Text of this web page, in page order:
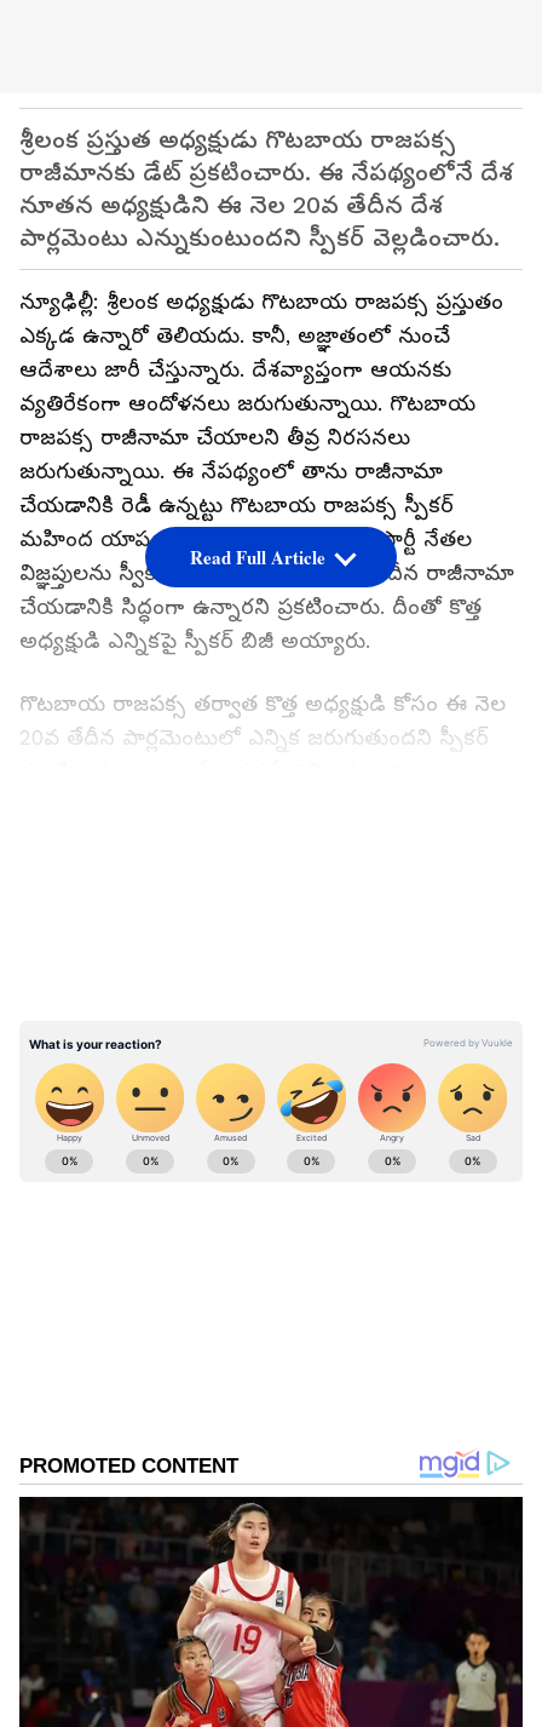
శ్రీలంక ప్రస్తుత అధ్యక్షుడు గొటబాయ రాజపక్స
రాజీమానకు డేట్ ప్రకటించారు. ఈ నేపథ్యంలోనే దేశ
నూతన అధ్యక్షుడిని ఈ నెల 20వ తేదీన దేశ
పార్లమెంటు ఎన్నుకుంటుందని స్పీకర్ వెల్లడించారు.
న్యూఢిల్లీ: శ్రీలంక అధ్యక్షుడు గొటబాయ రాజపక్స ప్రస్తుతం
ఎక్కడ ఉన్నారో తెలియదు. కానీ, అజ్ఞాతంలో నుంచే
ఆదేశాలు జారీ చేస్తున్నారు. దేశవ్యాప్తంగా ఆయనకు
వ్యతిరేకంగా ఆందోళనలు జరుగుతున్నాయి. గొటబాయ
రాజపక్స రాజీనామా చేయాలని తీవ్ర నిరసనలు
జరుగుతున్నాయి. ఈ నేపథ్యంలో తాను రాజీనామా
చేయడానికి రెడీ ఉన్నట్టు గొటబాయ రాజపక్స స్పీకర్
మహింద యాప అబేయవర్దనేకు తెలిపారు. పార్టీ నేతల
విజ్ఞప్తులను స్వీకరించి తాను ఈ నెల 13వ తేదీన రాజీనామా
చేయడానికి సిద్ధంగా ఉన్నారని ప్రకటించారు. దీంతో కొత్త
అధ్యక్షుడి ఎన్నికపై స్పీకర్ బిజీ అయ్యారు.
గొటబాయ రాజపక్స తర్వాత కొత్త అధ్యక్షుడి కోసం ఈ నెల
20వ తేదీన పార్లమెంటులో ఎన్నిక జరుగుతుందని స్పీకర్
రాజీనామాకు రెడీ అన్నారు. అయితే, కొత్త ప్రభుత్వం ఏర్పడే
వరకు పీఎంగానే కొనసాగుతానని పేర్కొన్నారు.
Read Full Article
ABOUT THE AUTHOR